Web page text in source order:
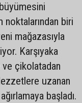
noktalarından biri
mağazasıyla
Karşıyaka
ve çikolatadan
uzanan
başladı.